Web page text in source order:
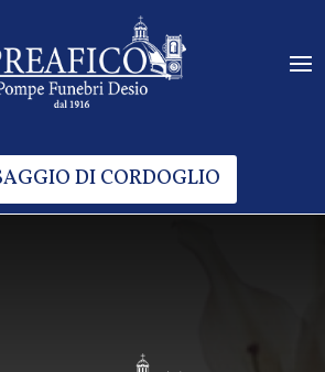
DI CORDOGLIO